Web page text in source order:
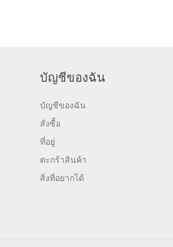
บัญชีของฉัน
บัญชีของฉัน
สั่งซื้อ
ที่อยู่
ตะกร้าสินค้า
สิ่งที่อยากได้